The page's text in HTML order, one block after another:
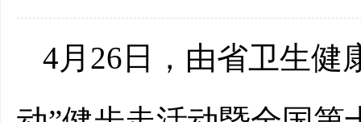
4月26日，由省卫生健